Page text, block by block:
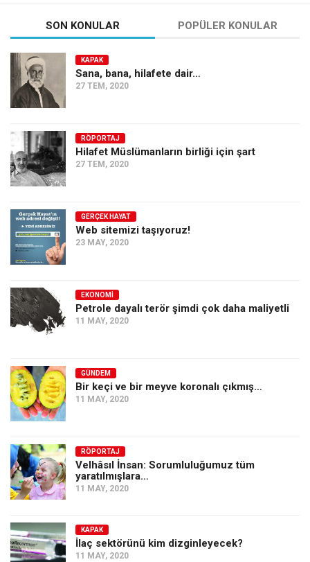
SON KONULAR POPÜLER KONULAR
KAPAK
Sana, bana, hilafete dair…
27 TEM, 2020
RÖPORTAJ
Hilafet Müslümanların birliği için şart
27 TEM, 2020
GERÇEK HAYAT
Web sitemizi taşıyoruz!
23 MAY, 2020
EKONOMI
Petrole dayalı terör şimdi çok daha maliyetli
11 MAY, 2020
GÜNDEM
Bir keçi ve bir meyve koronalı çıkmış…
11 MAY, 2020
RÖPORTAJ
Velhâsıl İnsan: Sorumluluğumuz tüm
yaratılmışlara…
11 MAY, 2020
KAPAK
İlaç sektörünü kim dizginleyecek?
11 MAY, 2020